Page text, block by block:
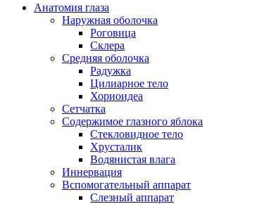
Анатомия глаза
Наружная оболочка
Роговица
Склера
Средняя оболочка
Радужка
Цилиарное тело
Хориоидеа
Сетчатка
Содержимое глазного яблока
Стекловидное тело
Хрусталик
Водянистая влага
Иннервация
Вспомогательный аппарат
Слезный аппарат